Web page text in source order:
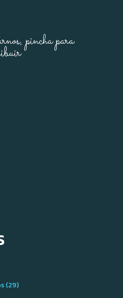
pincha para
(29)